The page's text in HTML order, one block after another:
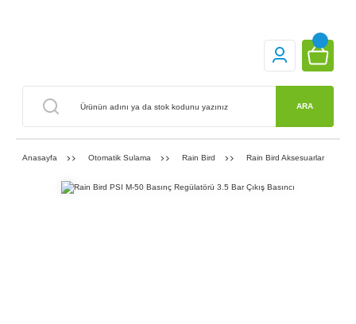
ARA
Anasayfa Otomatik Sulama Rain Bird Rain Bird Aksesuarlar